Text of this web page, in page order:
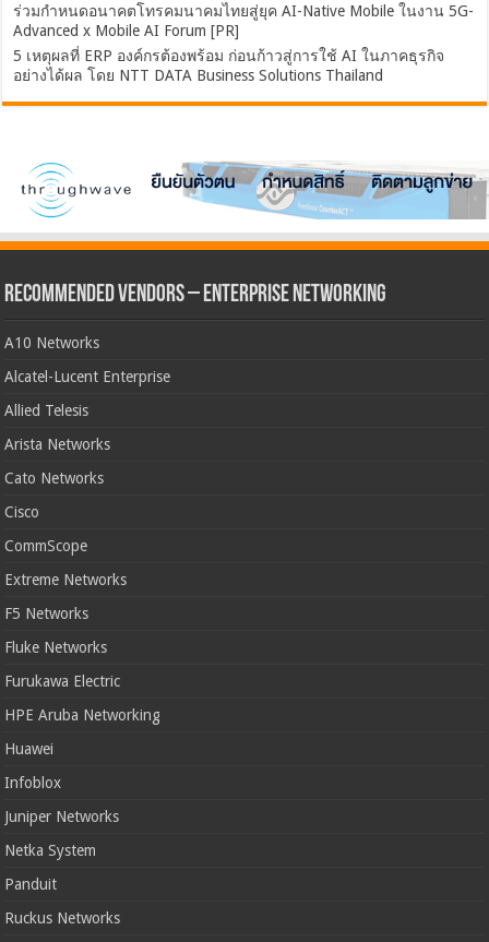
ร่วมกำหนดอนาคตโทรคมนาคมไทยสู่ยุค AI-Native Mobile ในงาน 5G-
Advanced x Mobile AI Forum [PR]
5 เหตุผลที่ ERP องค์กรต้องพร้อม ก่อนก้าวสู่การใช้ AI ในภาคธุรกิจ
อย่างได้ผล โดย NTT DATA Business Solutions Thailand
Recommended Vendors – Enterprise Networking
A10 Networks
Alcatel-Lucent Enterprise
Allied Telesis
Arista Networks
Cato Networks
Cisco
CommScope
Extreme Networks
F5 Networks
Fluke Networks
Furukawa Electric
HPE Aruba Networking
Huawei
Infoblox
Juniper Networks
Netka System
Panduit
Ruckus Networks